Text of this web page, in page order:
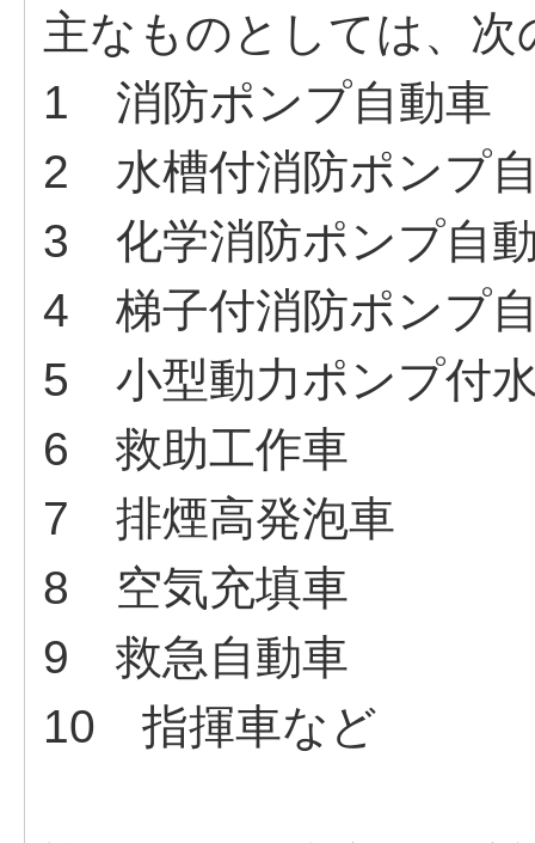
主なものとしては、
1 消防ポンプ自動車
2 水槽付消防ポンプ
3 化学消防ポンプ自
4 梯子付消防ポンプ
5 小型動力ポンプ付
6 救助工作車
7 排煙高発泡車
8 空気充填車
9 救急自動車
10 指揮車など